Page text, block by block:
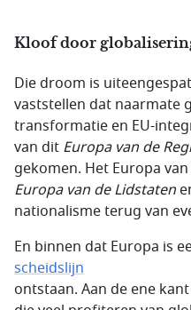
Kloof door
Die droom is
vaststellen dat naarmate
transformatie en EU-
van dit Europa van de
gekomen. Het Europa
Europa van de Lidstaten
nationalisme terug van
En binnen dat Europa is
scheidslijn
ontstaan. Aan de ene